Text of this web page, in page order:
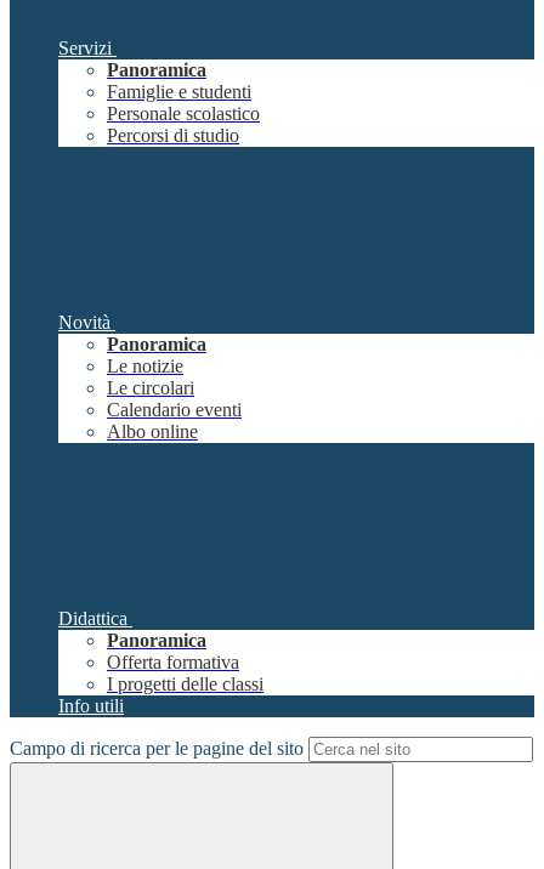
Servizi
Panoramica
Famiglie e studenti
Personale scolastico
Percorsi di studio
Novità
Panoramica
Le notizie
Le circolari
Calendario eventi
Albo online
Didattica
Panoramica
Offerta formativa
I progetti delle classi
Info utili
Campo di ricerca per le pagine del sito